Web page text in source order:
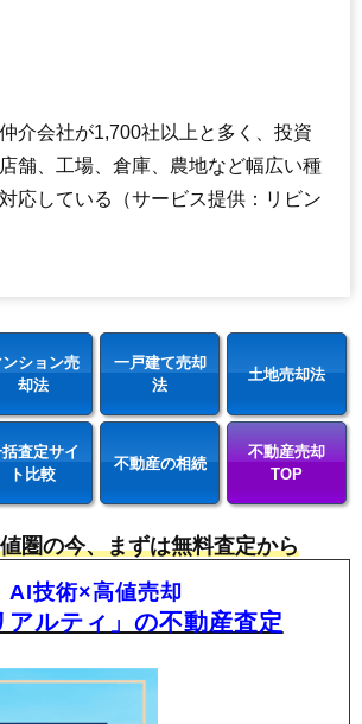
介会社が1,700社以上と多く、投資
舗、工場、倉庫、農地など幅広い種
応している（サービス提供：リビン
ンション売
却法
一戸建て売却
法
土地売却法
査定サイ
ト比較
不動産の相続
不動産売却
TOP
圏の今、まずは無料査定から
AI技術×高値売却
アルティ」の不動産査定